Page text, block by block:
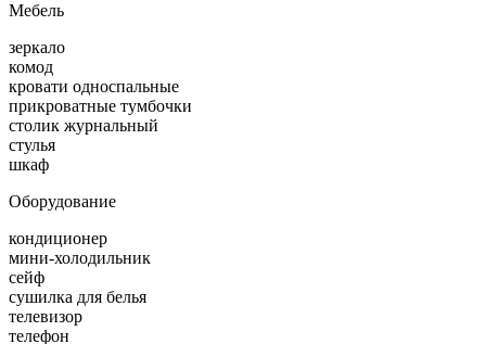
Мебель
зеркало
комод
кровати односпальные
прикроватные тумбочки
столик журнальный
стулья
шкаф
Оборудование
кондиционер
мини-холодильник
сейф
сушилка для белья
телевизор
телефон